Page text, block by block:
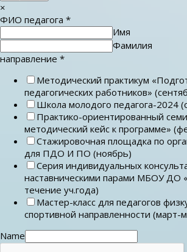
×
ФИО педагога *
Имя
Фамилия
направление *
Методический практикум
педагогических работников»
Школа молодого педагога-2024
Практико-ориентированный
методический кейс к программе»
Стажировочная площадка по
для ПДО И ПО (ноябрь)
Серия индивидуальных
наставническими парами МБОУ
течение уч.года)
Мастер-класс для педагогов
спортивной направленности (март-
Name